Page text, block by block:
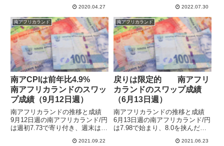
だ、いまのところ安値を更新する
ことなく、週初との比較では横ば
いという感じです。このままソー
サーボトムのようになってくれ
な...
2020.04.27
円は6月9日に年初来高値の8.81を
つけてから下落傾向でしたが、7
月は下げ止まって往来相場となっ
ています。資源価格が下落...
2022.07.30
南アフリカランド
南アCPIは前年比4.9%
南アフリカランドのスワッ
プ成績（9月12日週）
南アフリカランドの推移と成績
9月12日週の南アフリカランド/円
は週初7.73で寄り付き、週末は安
した。19日週に入ってからは恒
2021.09.22
南アフリカランド
戻りは限定的 南アフリ
カランドのスワップ成績
（6月13日週）
南アフリカランドの推移と成績
6月13日週の南アフリカランド/円
は7.98で始まり、8.0を挟んだ動
て7.67まで下げました。20日週に
2021.06.23